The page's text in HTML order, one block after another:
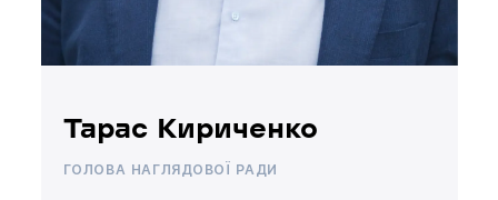
Тарас Кириченко
ГОЛОВА НАГЛЯДОВОЇ РАДИ